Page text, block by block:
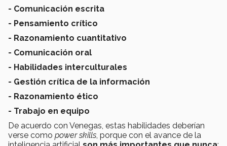
- Comunicación escrita
- Pensamiento crítico
- Razonamiento cuantitativo
- Comunicación oral
- Habilidades interculturales
- Gestión crítica de la información
- Razonamiento ético
- Trabajo en equipo
De acuerdo con Venegas, estas habilidades deberían
verse como power skills, porque con el avance de la